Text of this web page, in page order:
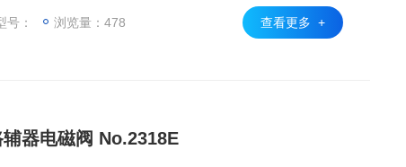
号： 浏览量：478 查看更多 +
器电磁阀 No.2318E